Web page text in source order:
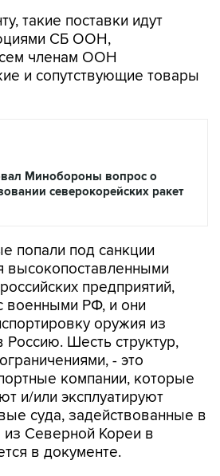
такие поставки идут
СБ ООН,
членам ООН
и сопутствующие товары
Минобороны вопрос о
северокорейских ракет
попали под санкции
высокопоставленными
предприятий,
военными РФ, и они
оружия из
Шесть структур,
- это
компании, которые
и/или эксплуатируют
суда, задействованные в
из Северной Кореи в
в документе.